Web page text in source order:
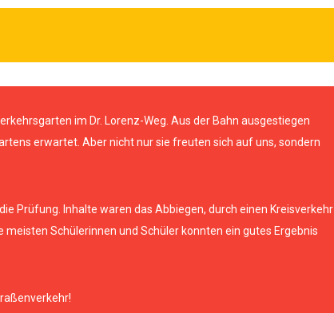
im Dr. Lorenz-Weg. Aus der Bahn ausgestiegen
erwartet. Aber nicht nur sie freuten sich auf uns, sondern
Prüfung. Inhalte waren das Abbiegen, durch einen Kreisverkehr
Schülerinnen und Schüler konnten ein gutes Ergebnis